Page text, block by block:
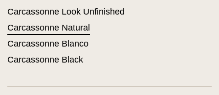
Carcassonne Look Unfinished
Carcassonne Natural
Carcassonne Blanco
Carcassonne Black